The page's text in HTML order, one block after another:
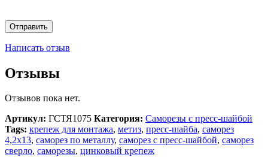
Написать отзыв
Отзывы
Отзывов пока нет.
Артикул: ГСТЯ1075 Категория: Саморезы с пресс-шайбой
Tags: крепеж для монтажа, метиз, пресс-шайба, саморез
4,2х13, саморез по металлу, саморез с пресс-шайбой, саморез
сверло, саморезы, цинковый крепеж